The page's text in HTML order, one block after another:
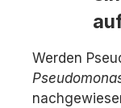
Werden